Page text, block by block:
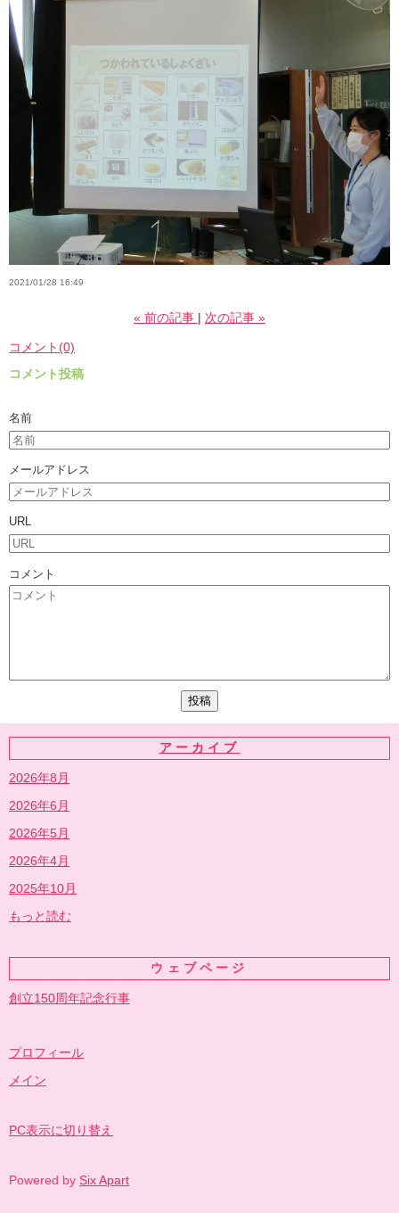
2021/01/28 16:49
« 前の記事 次の記事 »
コメント(0)
コメント投稿
名前
メールアドレス
URL
コメント
アーカイブ
2026年8月
2026年6月
2026年5月
2026年4月
2025年10月
もっと読む
ウェブページ
創立150周年記念行事
プロフィール
メイン
PC表示に切り替え
Powered by Six Apart